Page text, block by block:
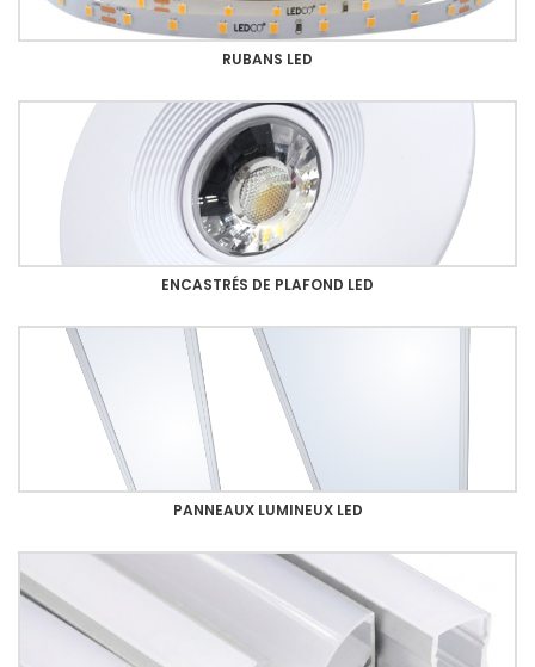
RUBANS LED
ENCASTRÉS DE PLAFOND LED
PANNEAUX LUMINEUX LED